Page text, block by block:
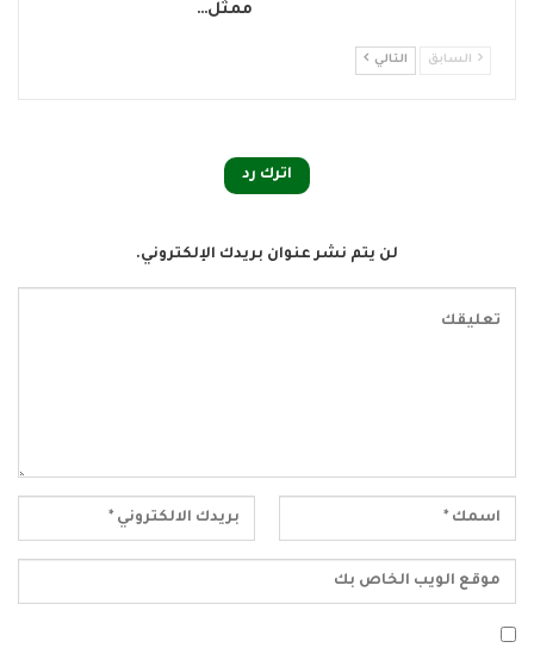
ممثل…
السابق التالي
اترك رد
لن يتم نشر عنوان بريدك الإلكتروني.